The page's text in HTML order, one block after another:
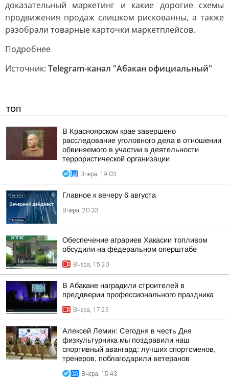
доказательный маркетинг и какие дорогие схемы
продвижения продаж слишком рискованны, а также
разобрали товарные карточки маркетплейсов.
Подробнее
Источник: Telegram-канал "Абакан официальный"
ТОП
В Красноярском крае завершено
расследование уголовного дела в отношении
обвиняемого в участии в деятельности
террористической организации
Вчера, 19:03
Главное к вечеру 6 августа
Вчера, 20:33
Обеспечение аграриев Хакасии топливом
обсудили на федеральном оперштабе
Вчера, 15:20
В Абакане наградили строителей в
преддверии профессионального праздника
Вчера, 17:25
Алексей Лемин: Сегодня в честь Дня
физкультурника мы поздравили наш
спортивный авангард: лучших спортсменов,
тренеров, поблагодарили ветеранов
Вчера, 15:43